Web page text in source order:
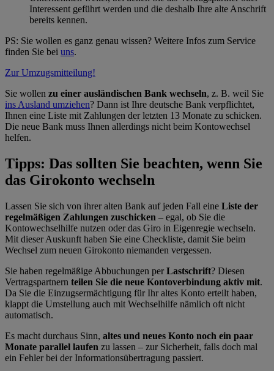
Interessent geführt werden und die deshalb Ihre alte Anschrift
bereits kennen.
PS: Sie wollen es ganz genau wissen? Weitere Infos zum Service
finden Sie bei uns.
Zur Umzugsmitteilung!
Sie wollen zu einer ausländischen Bank wechseln, z. B. weil Sie
ins Ausland umziehen? Dann ist Ihre deutsche Bank verpflichtet,
Ihnen eine Liste mit Zahlungen der letzten 13 Monate zu schicken.
Die neue Bank muss Ihnen allerdings nicht beim Kontowechsel
helfen.
Tipps: Das sollten Sie beachten, wenn Sie
das Girokonto wechseln
Lassen Sie sich von ihrer alten Bank auf jeden Fall eine Liste der
regelmäßigen Zahlungen zuschicken – egal, ob Sie die
Kontowechselhilfe nutzen oder das Giro in Eigenregie wechseln.
Mit dieser Auskunft haben Sie eine Checkliste, damit Sie beim
Wechsel zum neuen Girokonto niemanden vergessen.
Sie haben regelmäßige Abbuchungen perLastschrift? Diesen
Vertragspartnern teilen Sie die neue Kontoverbindung aktiv mit.
Da Sie die Einzugsermächtigung für Ihr altes Konto erteilt haben,
klappt die Umstellung auch mit Wechselhilfe nämlich oft nicht
automatisch.
Es macht durchaus Sinn, altes und neues Konto noch ein paar
Monate parallel laufen zu lassen – zur Sicherheit, falls doch mal
ein Fehler bei der Informationsübertragung passiert.